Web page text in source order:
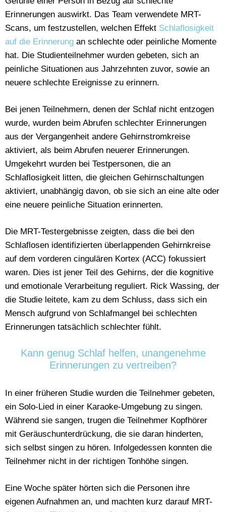
Erinnerungen auswirkt. Das Team verwendete MRT-
Scans, um festzustellen, welchen Effekt Schlaflosigkeit
auf die Erinnerung an schlechte oder peinliche Momente
hat. Die Studienteilnehmer wurden gebeten, sich an
peinliche Situationen aus Jahrzehnten zuvor, sowie an
neuere schlechte Ereignisse zu erinnern.
Bei jenen Teilnehmern, denen der Schlaf nicht entzogen
wurde, wurden beim Abrufen schlechter Erinnerungen
aus der Vergangenheit andere Gehirnstromkreise
aktiviert, als beim Abrufen neuerer Erinnerungen.
Umgekehrt wurden bei Testpersonen, die an
Schlaflosigkeit litten, die gleichen Gehirnschaltungen
aktiviert, unabhängig davon, ob sie sich an eine alte oder
eine neuere peinliche Situation erinnerten.
Die MRT-Testergebnisse zeigten, dass die bei den
Schlaflosen identifizierten überlappenden Gehirnkreise
auf dem vorderen cingulären Kortex (ACC) fokussiert
waren. Dies ist jener Teil des Gehirns, der die kognitive
und emotionale Verarbeitung reguliert. Rick Wassing, der
die Studie leitete, kam zu dem Schluss, dass sich ein
Mensch aufgrund von Schlafmangel bei schlechten
Erinnerungen tatsächlich schlechter fühlt.
Kann genug Schlaf helfen, unangenehme
Erinnerungen zu vertreiben?
In einer früheren Studie wurden die Teilnehmer gebeten,
ein Solo-Lied in einer Karaoke-Umgebung zu singen.
Während sie sangen, trugen die Teilnehmer Kopfhörer
mit Geräuschunterdrückung, die sie daran hinderten,
sich selbst singen zu hören. Infolgedessen konnten die
Teilnehmer nicht in der richtigen Tonhöhe singen.
Eine Woche später hörten sich die Personen ihre
eigenen Aufnahmen an, und machten kurz darauf MRT-